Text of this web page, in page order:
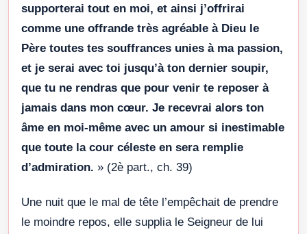
supporterai tout en moi, et ainsi j’offrirai
comme une offrande très agréable à Dieu le
Père toutes tes souffrances unies à ma passion,
et je serai avec toi jusqu’à ton dernier soupir,
que tu ne rendras que pour venir te reposer à
jamais dans mon cœur. Je recevrai alors ton
âme en moi-même avec un amour si inestimable
que toute la cour céleste en sera remplie
d’admiration. » (2è part., ch. 39)
Une nuit que le mal de tête l’empêchait de prendre
le moindre repos, elle supplia le Seigneur de lui